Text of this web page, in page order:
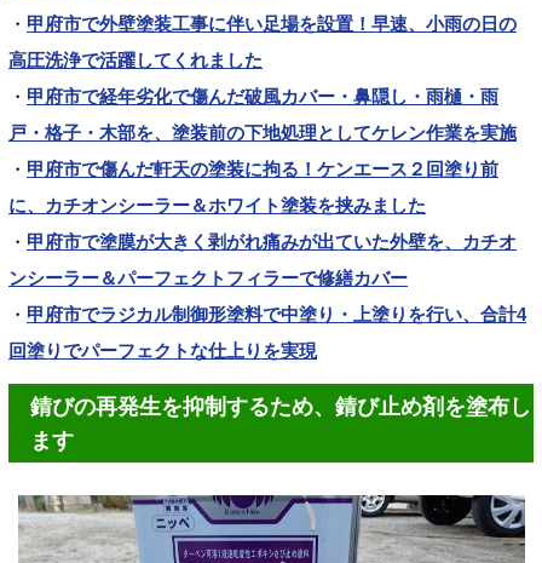
・ 甲府市で外壁塗装工事に伴い足場を設置！早速、小雨の日の
高圧洗浄で活躍してくれました
・ 甲府市で経年劣化で傷んだ破風カバー・鼻隠し・雨樋・雨
戸・格子・木部を、塗装前の下地処理としてケレン作業を実施
・ 甲府市で傷んだ軒天の塗装に拘る！ケンエース２回塗り前
に、カチオンシーラー＆ホワイト塗装を挟みました
・ 甲府市で塗膜が大きく剥がれ痛みが出ていた外壁を、カチオ
ンシーラー＆パーフェクトフィラーで修繕カバー
・ 甲府市でラジカル制御形塗料で中塗り・上塗りを行い、合計4
回塗りでパーフェクトな仕上りを実現
錆びの再発生を抑制するため、錆び止め剤を塗布し
ます